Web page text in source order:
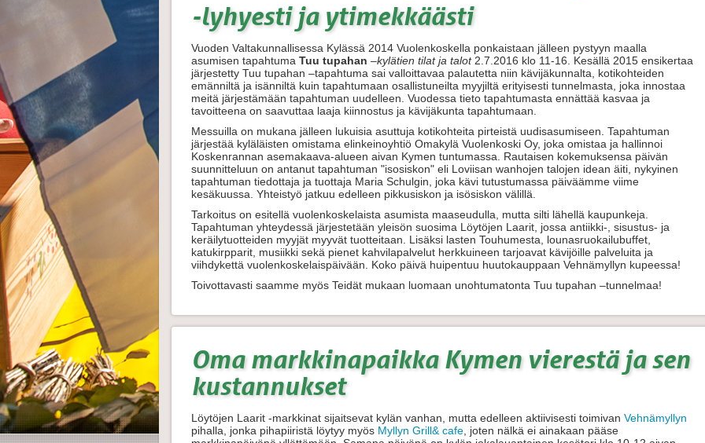
-lyhyesti ja ytimekkäästi
Vuoden Valtakunnallisessa Kylässä 2014 Vuolenkoskella ponkaistaan jälleen pystyyn maalla
asumisen tapahtuma Tuu tupahan –kylätien tilat ja talot2.7.2016 klo 11-16. Kesällä 2015 ensikertaa
järjestetty Tuu tupahan –tapahtuma sai valloittavaa palautetta niin kävijäkunnalta, kotikohteiden
emänniltä ja isänniltä kuin tapahtumaan osallistuneilta myyjiltä erityisesti tunnelmasta, joka innostaa
meitä järjestämään tapahtuman uudelleen. Vuodessa tieto tapahtumasta ennättää kasvaa ja
tavoitteena on saavuttaa laaja kiinnostus ja kävijäkunta tapahtumaan.
Messuilla on mukana jälleen lukuisia asuttuja kotikohteita pirteistä uudisasumiseen. Tapahtuman
järjestää kyläläisten omistama elinkeinoyhtiö Omakylä Vuolenkoski Oy, joka omistaa ja hallinnoi
Koskenrannan asemakaava-alueen aivan Kymen tuntumassa. Rautaisen kokemuksensa päivän
suunnitteluun on antanut tapahtuman "isosiskon" eli Loviisan wanhojen talojen idean äiti, nykyinen
tapahtuman tiedottaja ja tuottaja Maria Schulgin, joka kävi tutustumassa päiväämme viime
kesäkuussa. Yhteistyö jatkuu edelleen pikkusiskon ja isösiskon välillä.
Tarkoitus on esitellä vuolenkoskelaista asumista maaseudulla, mutta silti lähellä kaupunkeja.
Tapahtuman yhteydessä järjestetään yleisön suosima Löytöjen Laarit, jossa antiikki-, sisustus- ja
keräilytuotteiden myyjät myyvät tuotteitaan. Lisäksi lasten Touhumesta, lounasruokailubuffet,
katukirpparit, musiikki sekä pienet kahvilapalvelut herkkuineen tarjoavat kävijöille palveluita ja
viihdykettä vuolenkoskelaispäivään. Koko päivä huipentuu huutokauppaan Vehnämyllyn kupeessa!
Toivottavasti saamme myös Teidät mukaan luomaan unohtumatonta Tuu tupahan –tunnelmaa!
Oma markkinapaikka Kymen vierestä ja sen
kustannukset
Löytöjen Laarit -markkinat sijaitsevat kylän vanhan, mutta edelleen aktiivisesti toimivan Vehnämyllyn
pihalla, jonka pihapiiristä löytyy myös Myllyn Grill& cafe , joten nälkä ei ainakaan pääse